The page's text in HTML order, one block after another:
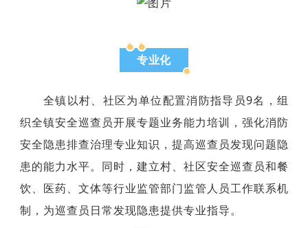
专业化
全镇以村、社区为单位配置消防指导员9名，组
织全镇安全巡查员开展专题业务能力培训，强化消防
安全隐患排查治理专业知识，提高巡查员发现问题隐
患的能力水平。同时，建立村、社区安全巡查员和餐
饮、医药、文体等行业监管部门监管人员工作联系机
制，为巡查员日常发现隐患提供专业指导。